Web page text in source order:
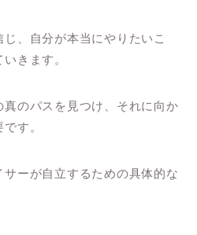
、自分が本当にやりたいこ
きます。
のパスを見つけ、それに向か
す。
ーが自立するための具体的な